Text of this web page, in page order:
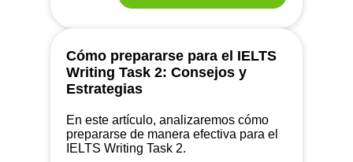
Cómo prepararse para el IELTS
Writing Task 2: Consejos y
Estrategias
En este artículo, analizaremos cómo
prepararse de manera efectiva para el
IELTS Writing Task 2.